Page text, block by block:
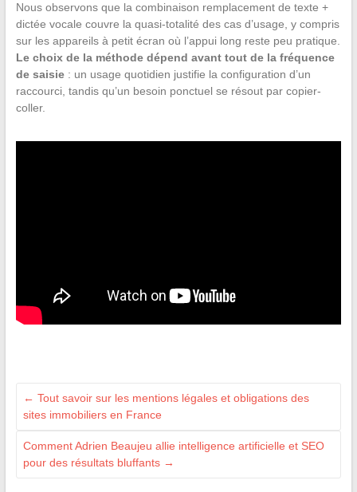
Nous observons que la combinaison remplacement de texte +
dictée vocale couvre la quasi-totalité des cas d’usage, y compris
sur les appareils à petit écran où l’appui long reste peu pratique.
Le choix de la méthode dépend avant tout de la fréquence
de saisie: un usage quotidien justifie la configuration d’un
raccourci, tandis qu’un besoin ponctuel se résout par copier-
coller.
← Tout savoir sur les mentions légales et obligations des
sites immobiliers en France
Comment Adrien Beaujeu allie intelligence artificielle et SEO
pour des résultats bluffants →